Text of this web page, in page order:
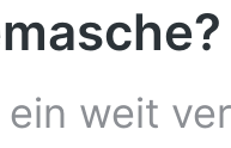
ein weit